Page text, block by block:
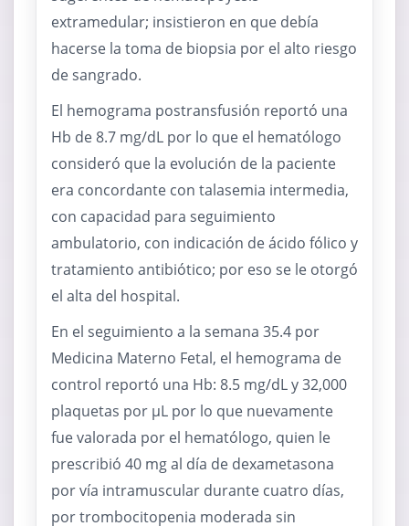
extramedular; insistieron en que debía
hacerse la toma de biopsia por el alto riesgo
de sangrado.
El hemograma postransfusión reportó una
Hb de 8.7 mg/dL por lo que el hematólogo
consideró que la evolución de la paciente
era concordante con talasemia intermedia,
con capacidad para seguimiento
ambulatorio, con indicación de ácido fólico y
tratamiento antibiótico; por eso se le otorgó
el alta del hospital.
En el seguimiento a la semana 35.4 por
Medicina Materno Fetal, el hemograma de
control reportó una Hb: 8.5 mg/dL y 32,000
plaquetas por μL por lo que nuevamente
fue valorada por el hematólogo, quien le
prescribió 40 mg al día de dexametasona
por vía intramuscular durante cuatro días,
por trombocitopenia moderada sin